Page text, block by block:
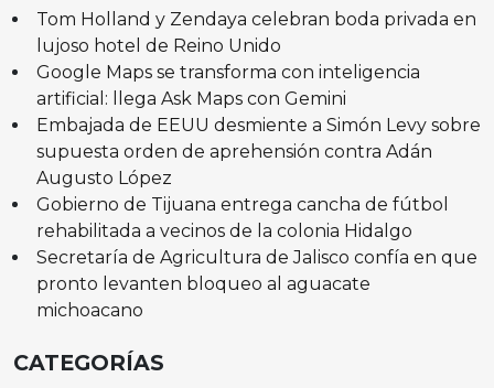
Tom Holland y Zendaya celebran boda privada en
lujoso hotel de Reino Unido
Google Maps se transforma con inteligencia
artificial: llega Ask Maps con Gemini
Embajada de EEUU desmiente a Simón Levy sobre
supuesta orden de aprehensión contra Adán
Augusto López
Gobierno de Tijuana entrega cancha de fútbol
rehabilitada a vecinos de la colonia Hidalgo
Secretaría de Agricultura de Jalisco confía en que
pronto levanten bloqueo al aguacate
michoacano
CATEGORÍAS